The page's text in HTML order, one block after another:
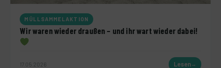
MÜLLSAMMELAKTION
Wir waren wieder draußen – und ihr wart wieder dabei!
17.05.2026 Lesen